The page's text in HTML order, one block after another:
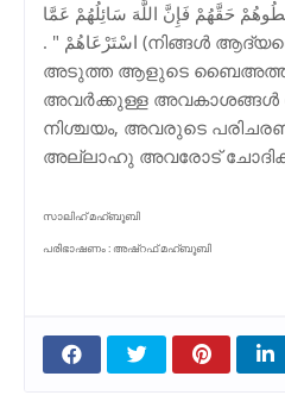
حَقَّهُمْ فَإِنَّ اللَّهَ سَائِلُهُمْ عَمَّا
اسْتَرْعَاهُمْ ‏"‏ ‏.‏ (നിങ്ങള്‍ ആദ്യത്തെ ആളുടെ, ശേഷം
അടുത്ത ആളുടെ ബൈഅത്തു
അവര്‍ക്കുള്ള
നിശ്ചയം, അവരുടെ
അല്ലാഹു അവരോട്
സാലിഹ് മഹ്ബൂബി
പരിഭാഷണം : അഷ്‌റഫ്‌ മഹ്ബൂബി